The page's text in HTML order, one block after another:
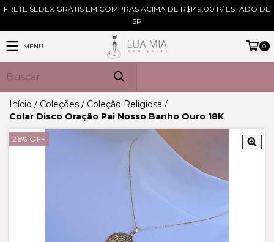
FRETE SEDEX GRÁTIS EM COMPRAS ACIMA DE R$149,00 P/ ESTADO DE
SP
MENU 0
Início / Coleções / Coleção Religiosa /
Colar Disco Oração Pai Nosso Banho Ouro 18K
26% OFF